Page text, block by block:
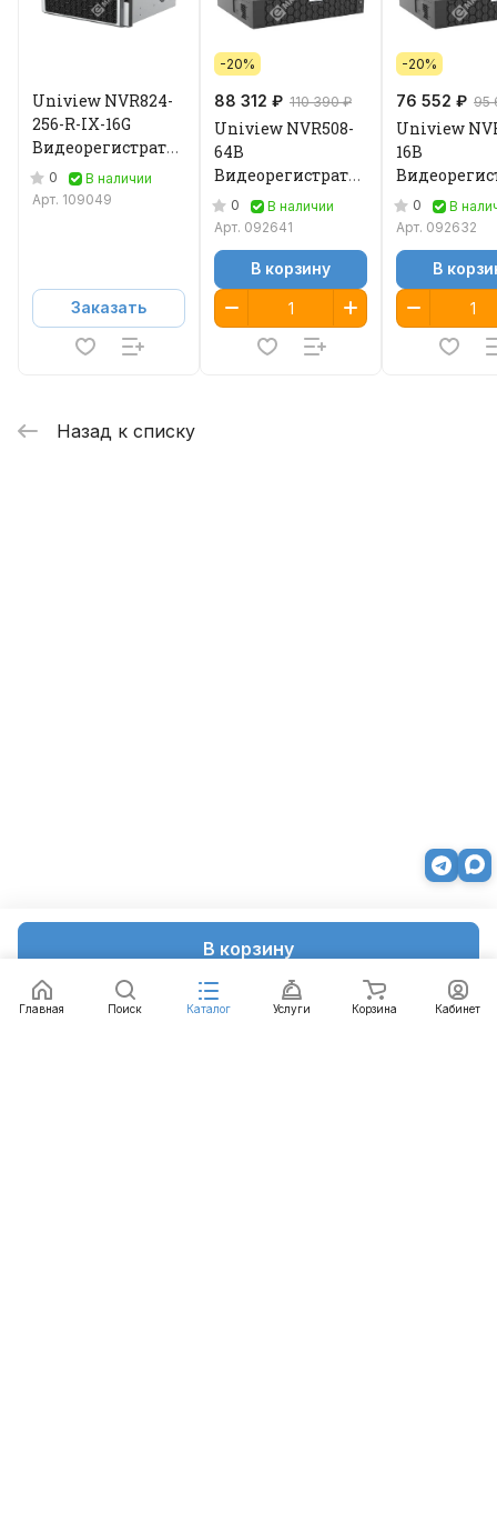
В корзину
Uniview NVR824-
256-R-IX-16G
Видеорегистратор
IP 0
В наличии
Арт. 109049
Заказать
-20%
88 312 ₽ 110 390 ₽
Uniview NVR508-
64B
Видеорегистратор
IP 0
В наличии
Арт. 092641
В корзину
-20%
76 552 ₽ 95
Uniview
16B
IP 0
В
Арт. 092632
В
Назад к списку
Главная Поиск Каталог Услуги Корзина Кабинет